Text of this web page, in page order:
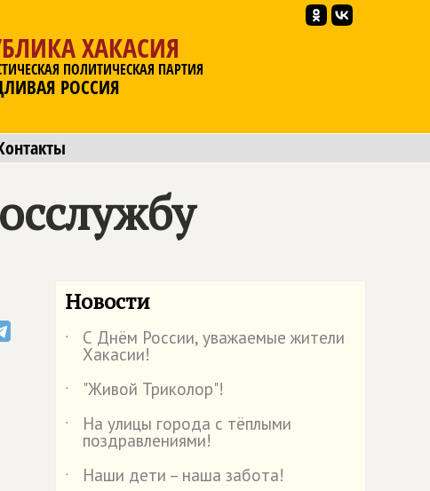
ХАКАСИЯ
ПОЛИТИЧЕСКАЯ ПАРТИЯ
РОССИЯ
Новости
˙ С Днём России, уважаемые жители
Хакасии!
˙
"Живой Триколор"!
˙
На улицы города с тёплыми
поздравлениями!
˙
Наши дети – наша забота!